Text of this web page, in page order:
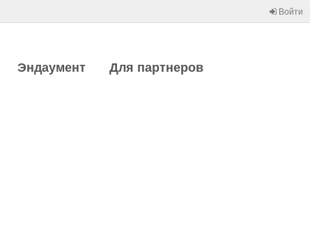
Войти
Эндаумент Для партнеров